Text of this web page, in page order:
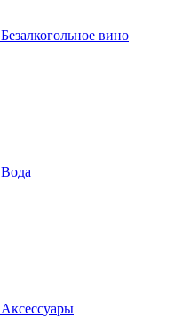
Безалкогольное вино
Вода
Аксессуары